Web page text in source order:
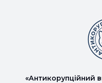
«Антикорупційний